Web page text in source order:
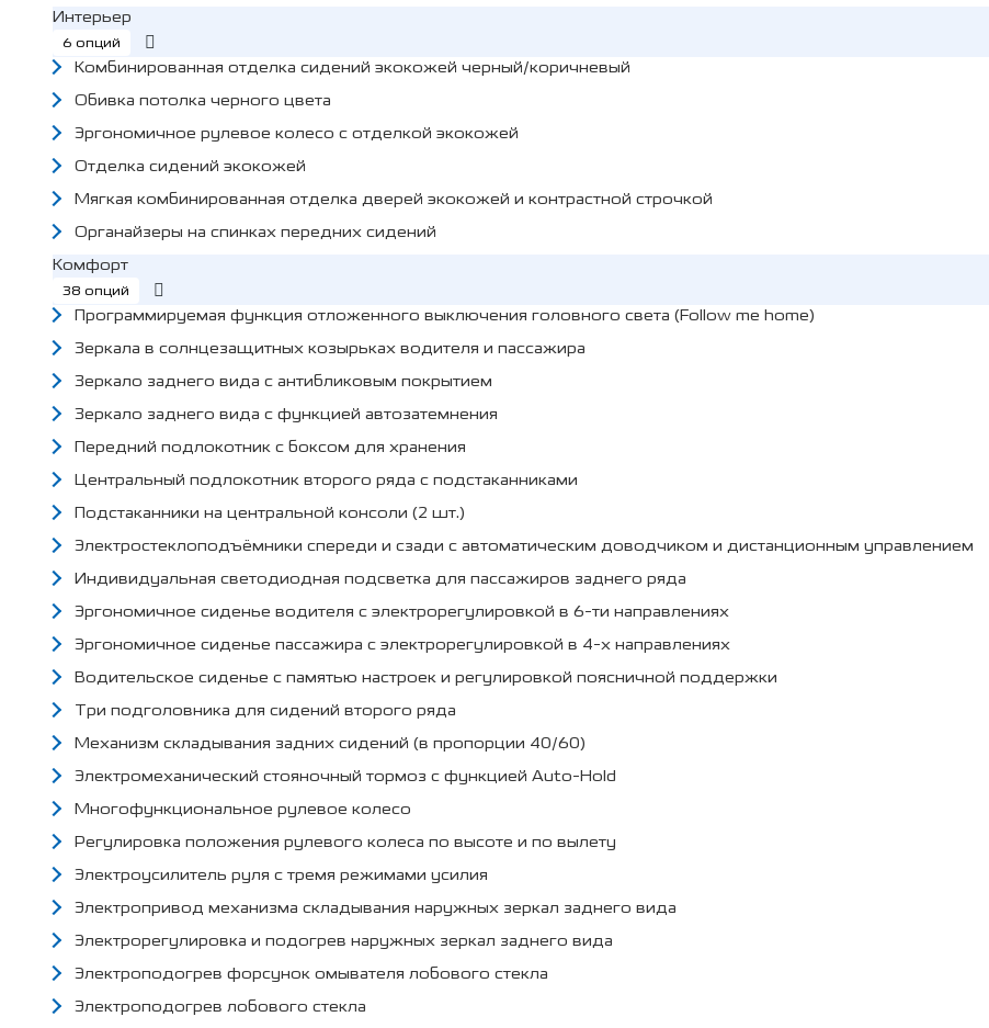
Интерьер
6 опций
Комбинированная отделка сидений экокожей черный/коричневый
Обивка потолка черного цвета
Эргономичное рулевое колесо с отделкой экокожей
Отделка сидений экокожей
Мягкая комбинированная отделка дверей экокожей и контрастной строчкой
Органайзеры на спинках передних сидений
Комфорт
38 опций
Программируемая функция отложенного выключения головного света (Follow me home)
Зеркала в солнцезащитных козырьках водителя и пассажира
Зеркало заднего вида с антибликовым покрытием
Зеркало заднего вида с функцией автозатемнения
Передний подлокотник с боксом для хранения
Центральный подлокотник второго ряда с подстаканниками
Подстаканники на центральной консоли (2 шт.)
Электростеклоподъёмники спереди и сзади с автоматическим доводчиком и дистанционным управлением
Индивидуальная светодиодная подсветка для пассажиров заднего ряда
Эргономичное сиденье водителя с электрорегулировкой в 6-ти направлениях
Эргономичное сиденье пассажира с электрорегулировкой в 4-х направлениях
Водительское сиденье с памятью настроек и регулировкой поясничной поддержки
Три подголовника для сидений второго ряда
Механизм складывания задних сидений (в пропорции 40/60)
Электромеханический стояночный тормоз с функцией Auto-Hold
Многофункциональное рулевое колесо
Регулировка положения рулевого колеса по высоте и по вылету
Электроусилитель руля с тремя режимами усилия
Электропривод механизма складывания наружных зеркал заднего вида
Электрорегулировка и подогрев наружных зеркал заднего вида
Электроподогрев форсунок омывателя лобового стекла
Электроподогрев лобового стекла